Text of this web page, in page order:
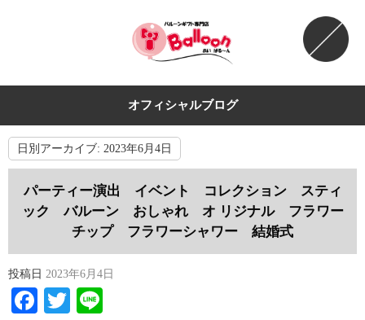
オフィシャルブログ
日別アーカイブ: 2023年6月4日
パーティー演出 イベント コレクション スティ
ック バルーン おしゃれ オ リジナル フラワー
チップ フラワーシャワー 結婚式
投稿日 2023年6月4日
Facebook
Twitter